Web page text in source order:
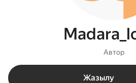
Автор
Жазылу